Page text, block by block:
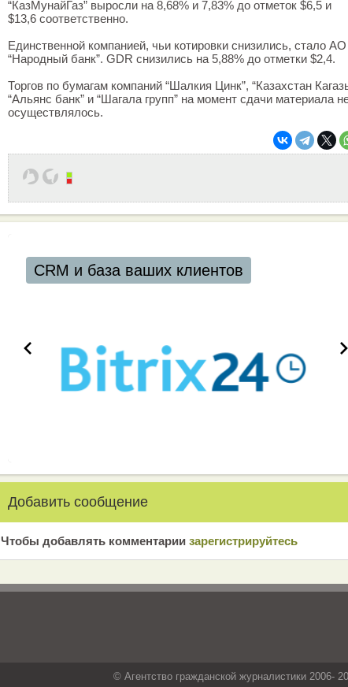
“КазМунайГаз” выросли на 8,68% и 7,83% до отметок $6,5 и
$13,6 соответственно.
Единственной компанией, чьи котировки снизились, стало АО
“Народный банк”. GDR снизились на 5,88% до отметки $2,4.
Торгов по бумагам компаний “Шалкия Цинк”, “Казахстан
“Альянс банк” и “Шагала групп” на момент сдачи материала
осуществлялось.
CRM и база ваших клиентов
Добавить сообщение
Чтобы добавлять комментарии зарeгиcтрирyйтeсь
© Агентство гражданской журналистики